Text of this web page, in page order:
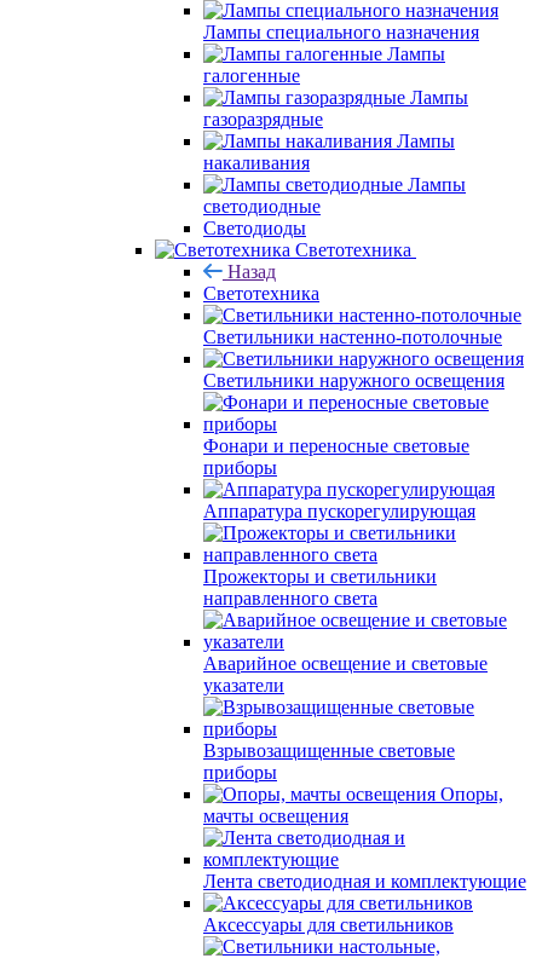
Лампы специального назначения
Лампы
галогенные
Лампы
газоразрядные
Лампы
накаливания
Лампы
светодиодные
Светодиоды
Светотехника
Назад
Светотехника
Светильники настенно-потолочные
Светильники наружного освещения
Фонари и переносные световые
приборы
Аппаратура пускорегулирующая
Прожекторы и светильники
направленного света
Аварийное освещение и световые
указатели
Взрывозащищенные световые
приборы
Опоры,
мачты освещения
Лента светодиодная и комплектующие
Аксессуары для светильников